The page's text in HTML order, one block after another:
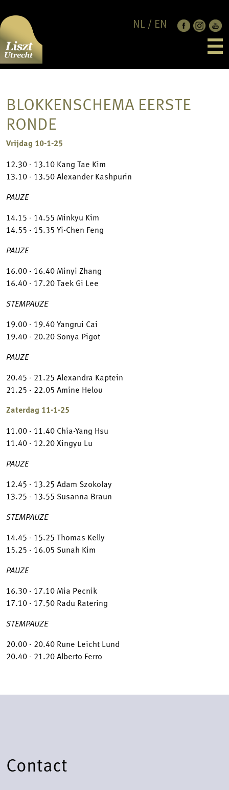
NL / EN
JUBILEUMCONCERT
JURY
OVER
CONTACT
ANBI
PRIVACY POLICY
STEUN ONS
BLOKKENSCHEMA EERSTE
RONDE
Vrijdag 10-1-25
12.30 - 13.10 Kang Tae Kim
13.10 - 13.50 Alexander Kashpurin
PAUZE
14.15 - 14.55 Minkyu Kim
14.55 - 15.35 Yi-Chen Feng
PAUZE
16.00 - 16.40 Minyi Zhang
16.40 - 17.20 Taek Gi Lee
STEMPAUZE
19.00 - 19.40 Yangrui Cai
19.40 - 20.20 Sonya Pigot
PAUZE
20.45 - 21.25 Alexandra Kaptein
21.25 - 22.05 Amine Helou
Zaterdag 11-1-25
11.00 - 11.40 Chia-Yang Hsu
11.40 - 12.20 Xingyu Lu
PAUZE
12.45 - 13.25 Adam Szokolay
13.25 - 13.55 Susanna Braun
STEMPAUZE
14.45 - 15.25 Thomas Kelly
15.25 - 16.05 Sunah Kim
PAUZE
16.30 - 17.10 Mia Pecnik
17.10 - 17.50 Radu Ratering
STEMPAUZE
20.00 - 20.40 Rune Leicht Lund
20.40 - 21.20 Alberto Ferro
Contact